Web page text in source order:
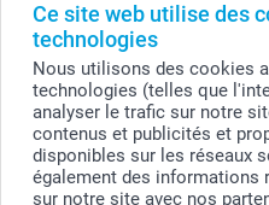
Ce site web utilise des
technologies
Nous utilisons des cookies
technologies (telles que
analyser le trafic sur notre
contenus et publicités et
disponibles sur les réseaux
également des informations
sur notre site avec nos
© smartphoto group. Tous droits
smartphoto group SA.
Siège social : Kwatrechtsteenweg
Numéro de TVA BE 0405.706.755
Numéro d'entreprise
Coordonnées bancaires: IBAN
Tous les prix sont en EURO